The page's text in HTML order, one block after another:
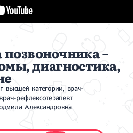
–
диагностика,
высшей категории, врач-
- рефлексотерапевт
Александровна